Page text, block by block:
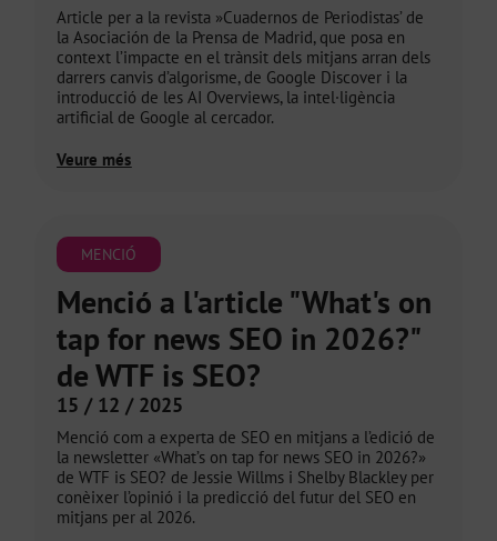
Article per a la revista »Cuadernos de Periodistas’ de
la Asociación de la Prensa de Madrid, que posa en
context l’impacte en el trànsit dels mitjans arran dels
darrers canvis d’algorisme, de Google Discover i la
introducció de les AI Overviews, la intel·ligència
artificial de Google al cercador.
Veure més
MENCIÓ
Menció a l'article "What's on
tap for news SEO in 2026?"
de WTF is SEO?
15 / 12 / 2025
Menció com a experta de SEO en mitjans a l’edició de
la newsletter «What’s on tap for news SEO in 2026?»
de WTF is SEO? de Jessie Willms i Shelby Blackley per
conèixer l’opinió i la predicció del futur del SEO en
mitjans per al 2026.